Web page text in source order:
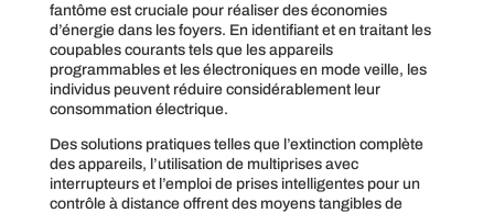
fantôme est cruciale pour réaliser des économies
d’énergie dans les foyers. En identifiant et en traitant les
coupables courants tels que les appareils
programmables et les électroniques en mode veille, les
individus peuvent réduire considérablement leur
consommation électrique.
Des solutions pratiques telles que l’extinction complète
des appareils, l’utilisation de multiprises avec
interrupteurs et l’emploi de prises intelligentes pour un
contrôle à distance offrent des moyens tangibles de